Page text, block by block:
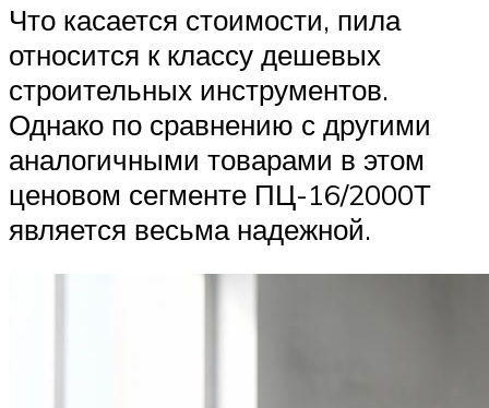
Что касается стоимости, пила
относится к классу дешевых
строительных инструментов.
Однако по сравнению с другими
аналогичными товарами в этом
ценовом сегменте ПЦ-16/2000Т
является весьма надежной.